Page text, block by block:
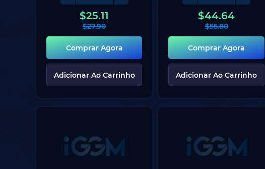
$25.11
$27.90
Comprar Agora
Adicionar Ao Carrinho
$44.64
$55.80
Comprar Agora
Adicionar Ao Carrinho